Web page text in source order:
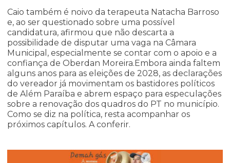
Caio também é noivo da terapeuta Natacha Barroso
e, ao ser questionado sobre uma possível
candidatura, afirmou que não descarta a
possibilidade de disputar uma vaga na Câmara
Municipal, especialmente se contar com o apoio e a
confiança de Oberdan Moreira.Embora ainda faltem
alguns anos para as eleições de 2028, as declarações
do vereador já movimentam os bastidores políticos
de Além Paraíba e abrem espaço para especulações
sobre a renovação dos quadros do PT no município.
Como se diz na política, resta acompanhar os
próximos capítulos. A conferir.